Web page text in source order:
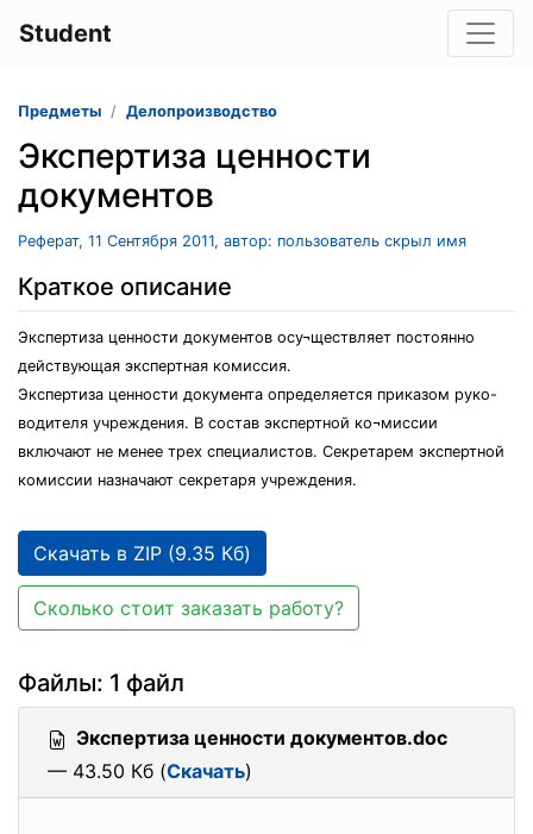
Student
Предметы Делопроизводство
Экспертиза ценности
документов
Реферат, 11 Сентября 2011, автор: пользователь скрыл имя
Краткое описание
Экспертиза ценности документов осу¬ществляет постоянно
действующая экспертная комиссия.
Экспертиза ценности документа определяется приказом руко-
водителя учреждения. В состав экспертной ко¬миссии
включают не менее трех специалистов. Секретарем экспертной
комиссии назначают секретаря учреждения.
Скачать в ZIP (9.35 Кб)
Сколько стоит заказать работу?
Файлы: 1 файл
Экспертиза ценности документов.doc
— 43.50 Кб (Скачать)